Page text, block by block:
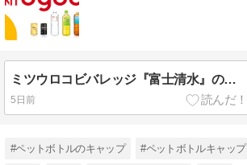
ミツウロコビバレッジ『富士清水』の同一電話番号の色違いキャップ
5日前
#ペットボトルのキャップ #ペットボトルキャップ